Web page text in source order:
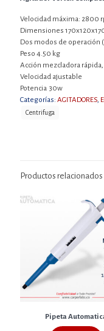
Velocidad máxima: 2800
Dimensiones
Dos modos de operación
Peso 4.50 kg
Acción mezcladora
Velocidad ajustable
Potencia 30w
Categorías: AGITADORES,
Centrifuga
Productos relacionados
Pipeta